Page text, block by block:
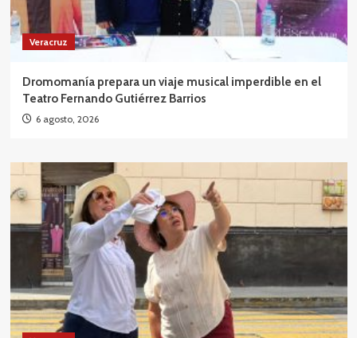
Veracruz
Dromomanía prepara un viaje musical imperdible en el
Teatro Fernando Gutiérrez Barrios
6 agosto, 2026